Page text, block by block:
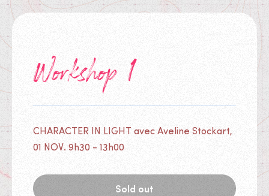
Workshop 1
CHARACTER IN LIGHT avec Aveline Stockart,
01 NOV. 9h30 - 13h00
Sold out